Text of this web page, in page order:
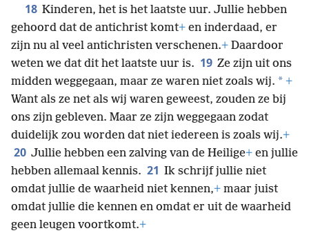
18 Kinderen, het is het laatste uur. Jullie hebben
gehoord dat de antichrist komt+ en inderdaad, er
zijn nu al veel antichristen verschenen.+ Daardoor
weten we dat dit het laatste uur is. 19 Ze zijn uit ons
midden weggegaan, maar ze waren niet zoals wij. * +
Want als ze net als wij waren geweest, zouden ze bij
ons zijn gebleven. Maar ze zijn weggegaan zodat
duidelijk zou worden dat niet iedereen is zoals wij.+
20 Jullie hebben een zalving van de Heilige+ en jullie
hebben allemaal kennis. 21 Ik schrijf jullie niet
omdat jullie de waarheid niet kennen,+ maar juist
omdat jullie die kennen en omdat er uit de waarheid
geen leugen voortkomt.+